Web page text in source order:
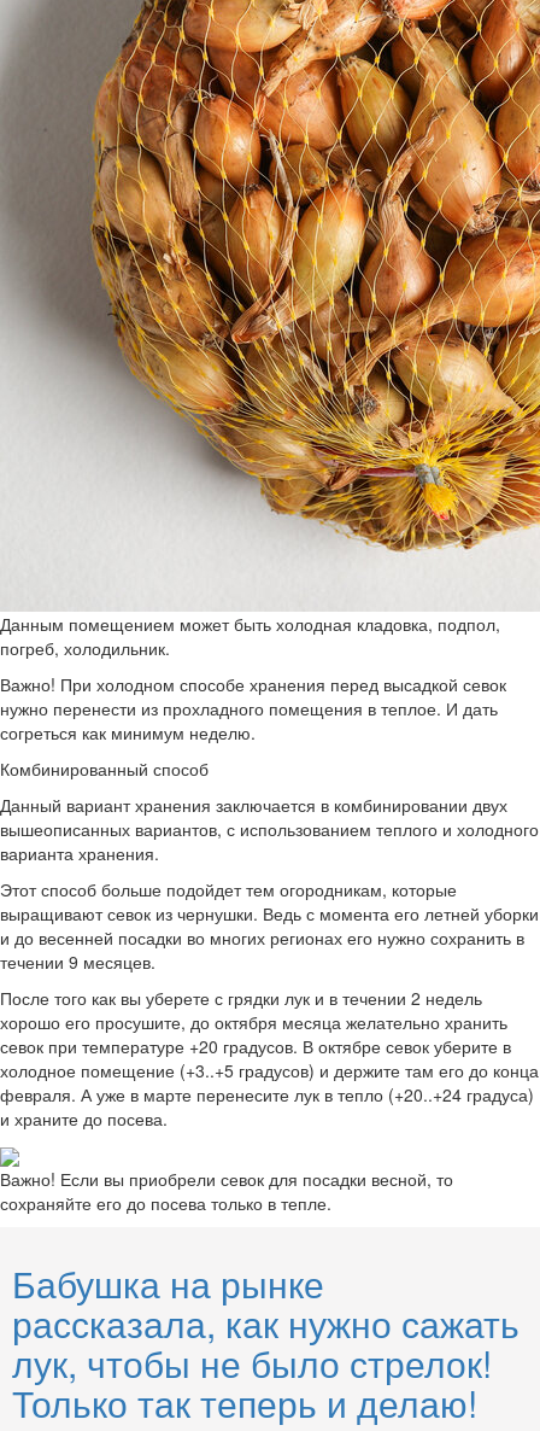
Данным помещением может быть холодная кладовка, подпол,
погреб, холодильник.
Важно! При холодном способе хранения перед высадкой севок
нужно перенести из прохладного помещения в теплое. И дать
согреться как минимум неделю.
Комбинированный способ
Данный вариант хранения заключается в комбинировании двух
вышеописанных вариантов, с использованием теплого и холодного
варианта хранения.
Этот способ больше подойдет тем огородникам, которые
выращивают севок из чернушки. Ведь с момента его летней уборки
и до весенней посадки во многих регионах его нужно сохранить в
течении 9 месяцев.
После того как вы уберете с грядки лук и в течении 2 недель
хорошо его просушите, до октября месяца желательно хранить
севок при температуре +20 градусов. В октябре севок уберите в
холодное помещение (+3..+5 градусов) и держите там его до конца
февраля. А уже в марте перенесите лук в тепло (+20..+24 градуса)
и храните до посева.
Важно! Если вы приобрели севок для посадки весной, то
сохраняйте его до посева только в тепле.
Бабушка на рынке
рассказала, как нужно сажать
лук, чтобы не было стрелок!
Только так теперь и делаю!